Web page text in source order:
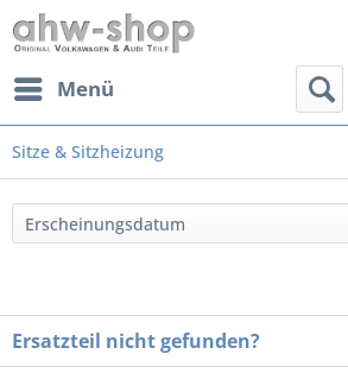
Menü
Sitze & Sitzheizung
Ersatzteil nicht gefunden?